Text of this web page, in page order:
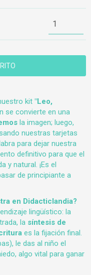
kit "Leo,
se convierte en una
la imagen; luego,
nuestras tarjetas
para dejar nuestra
definitivo para que el
y natural. ¡Es el
de principiante a
en Didacticlandia?
lingüístico: la
la síntesis de
es la fijación final.
le das al niño el
algo vital para ganar